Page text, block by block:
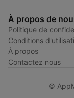
À propos de
Politique de
Conditions
À propos
Contactez nous
©